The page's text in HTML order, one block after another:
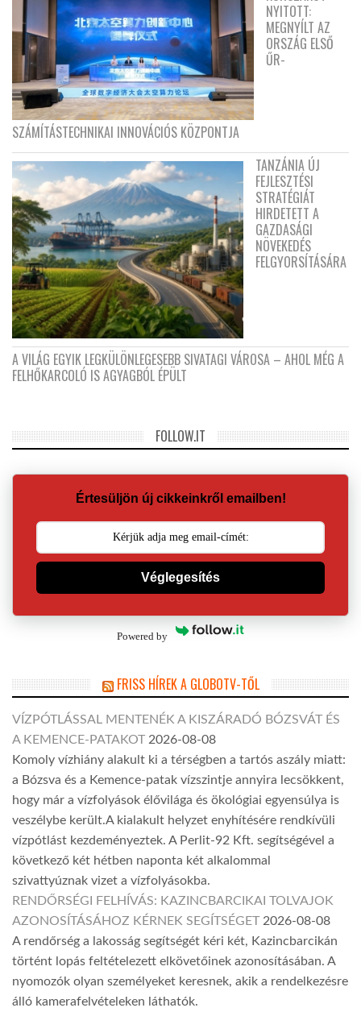
NYITOTT:
MEGNYÍLT AZ
ORSZÁG ELSŐ
ŰR-
SZÁMÍTÁSTECHNIKAI INNOVÁCIÓS KÖZPONTJA
TANZÁNIA ÚJ
FEJLESZTÉSI
STRATÉGIÁT
HIRDETETT A
GAZDASÁGI
NÖVEKEDÉS
FELGYORSÍTÁSÁRA
A VILÁG EGYIK LEGKÜLÖNLEGESEBB SIVATAGI VÁROSA – AHOL MÉG A
FELHŐKARCOLÓ IS AGYAGBÓL ÉPÜLT
FOLLOW.IT
Értesüljön új cikkeinkről emailben!
Véglegesítés
Powered by
FRISS HÍREK A GLOBOTV-TŐL
VÍZPÓTLÁSSAL MENTENÉK A KISZÁRADÓ BÓZSVÁT ÉS
A KEMENCE-PATAKOT 2026-08-08
Komoly vízhiány alakult ki a térségben a tartós aszály miatt:
a Bózsva és a Kemence-patak vízszintje annyira lecsökkent,
hogy már a vízfolyások élővilága és ökológiai egyensúlya is
veszélybe került.A kialakult helyzet enyhítésére rendkívüli
vízpótlást kezdeményeztek. A Perlit-92 Kft. segítségével a
következő két hétben naponta két alkalommal
szivattyúznak vizet a vízfolyásokba.
RENDŐRSÉGI FELHÍVÁS: KAZINCBARCIKAI TOLVAJOK
AZONOSÍTÁSÁHOZ KÉRNEK SEGÍTSÉGET 2026-08-08
A rendőrség a lakosság segítségét kéri két, Kazincbarcikán
történt lopás feltételezett elkövetőinek azonosításában. A
nyomozók olyan személyeket keresnek, akik a rendelkezésre
álló kamerafelvételeken láthatók.